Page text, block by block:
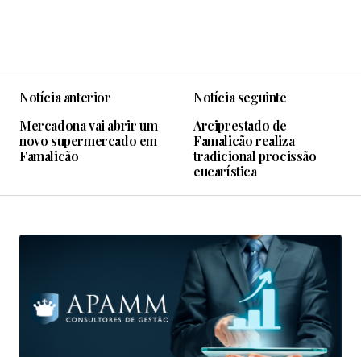
Notícia anterior
Mercadona vai abrir um
novo supermercado em
Famalicão
Notícia seguinte
Arciprestado de
Famalicão realiza
tradicional procissão
eucarística